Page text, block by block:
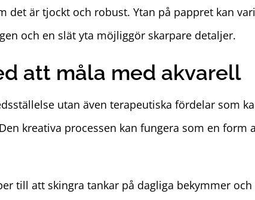
det är tjockt och robust. Ytan på pappret kan
och en slät yta möjliggör skarpare detaljer.
att måla med akvarell
utan även terapeutiska fördelar som
kreativa processen kan fungera som en form
till att skingra tankar på dagliga bekymmer